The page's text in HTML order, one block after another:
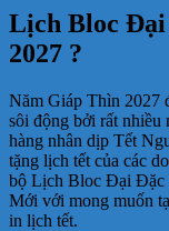
Lịch Bloc
2027 ?
Năm Giáp Thìn 2027
sôi động bởi rất nhiều
hàng nhân dịp Tết
tặng lịch tết của các
bộ Lịch Bloc Đại Đặc
Mới với mong muốn
in lịch tết.